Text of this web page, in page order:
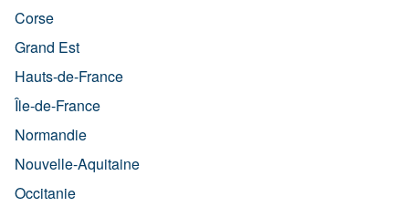
Corse
Grand Est
Hauts-de-France
Île-de-France
Normandie
Nouvelle-Aquitaine
Occitanie